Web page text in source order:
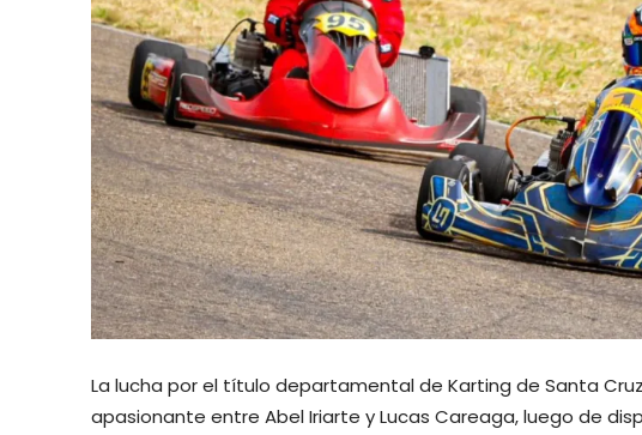
La lucha por el título departamental de Karting de Santa
apasionante entre Abel Iriarte y Lucas Careaga, luego de